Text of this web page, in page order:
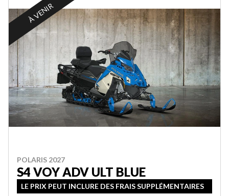
À VENIR
POLARIS 2027
S4 VOY ADV ULT BLUE
LE PRIX PEUT INCLURE DES FRAIS SUPPLÉMENTAIRES